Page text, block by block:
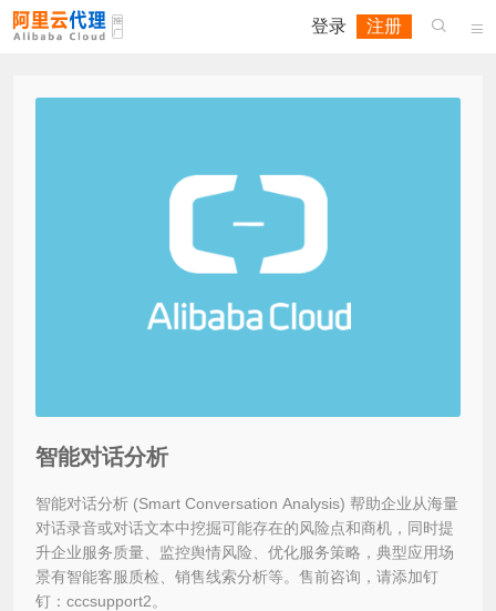

登录 注册 
智能对话分析
智能对话分析 (Smart Conversation Analysis) 帮助企业从海量
对话录音或对话文本中挖掘可能存在的风险点和商机，同时提
升企业服务质量、监控舆情风险、优化服务策略，典型应用场
景有智能客服质检、销售线索分析等。售前咨询，请添加钉
钉：cccsupport2。